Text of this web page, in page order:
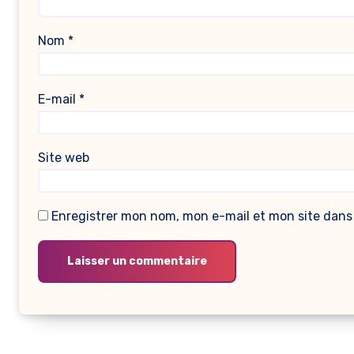
Nom *
E-mail *
Site web
Enregistrer mon nom, mon e-mail et mon site